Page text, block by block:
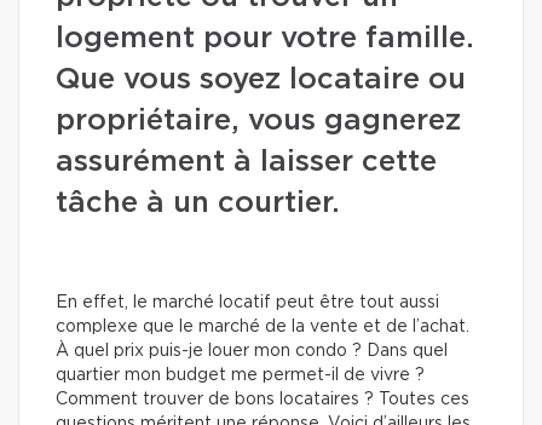
logement pour votre famille.
Que vous soyez locataire ou
propriétaire, vous gagnerez
assurément à laisser cette
tâche à un courtier.
En effet, le marché locatif peut être tout aussi
complexe que le marché de la vente et de l’achat.
À quel prix puis-je louer mon condo ? Dans quel
quartier mon budget me permet-il de vivre ?
Comment trouver de bons locataires ? Toutes ces